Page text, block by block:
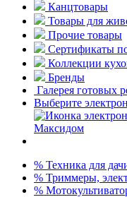
Канцтовары
Товары для
Прочие товары
Сертификаты
Коллекции
Бренды
Галерея готовых
Выберите
% Техника для
% Триммеры,
%